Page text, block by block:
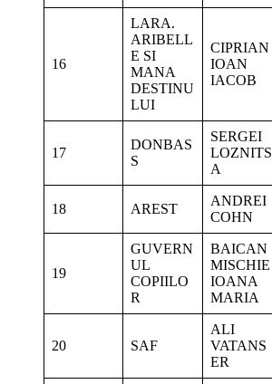
16
LARA.
ARIBELL
E SI
MANA
DESTINU
LUI
CIPRIAN
IOAN
IACOB
17
DONBAS
S
SERGEI
LOZNITS
A
18 AREST
ANDREI
COHN
19
GUVERN
UL
COPIILO
R
BAICAN
MISCHIE
IOANA
MARIA
20 SAF
ALI
VATANS
ER